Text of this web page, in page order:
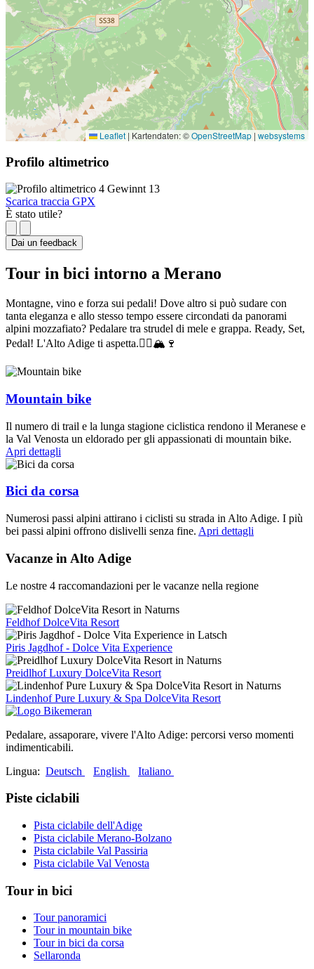
Leaflet | Kartendaten: ©OpenStreetMap | websystems
Profilo altimetrico
Scarica traccia GPX
È stato utile?
Dai un feedback
Tour in bici intorno a Merano
Montagne, vino e forza sui pedali! Dove altro si può sudare con
tanta eleganza e allo stesso tempo essere circondati da panorami
alpini mozzafiato? Pedalare tra strudel di mele e grappa. Ready, Set,
Pedal! L'Alto Adige ti aspetta.🚴‍♂️🏔🍷
Mountain bike
Il numero di trail e la lunga stagione ciclistica rendono il Meranese e
la Val Venosta un eldorado per gli appassionati di mountain bike.
Apri dettagli
Bici da corsa
Numerosi passi alpini attirano i ciclisti su strada in Alto Adige. I più
bei passi alpini offrono dislivelli senza fine. Apri dettagli
Vacanze in Alto Adige
Le nostre 4 raccomandazioni per le vacanze nella regione
Feldhof DolceVita Resort
Piris Jagdhof - Dolce Vita Experience
Preidlhof Luxury DolceVita Resort
Lindenhof Pure Luxury & Spa DolceVita Resort
Pedalare, assaporare, vivere l'Alto Adige: percorsi verso momenti
indimenticabili.
Lingua: Deutsch English Italiano
Piste ciclabili
Pista ciclabile dell'Adige
Pista ciclabile Merano-Bolzano
Pista ciclabile Val Passiria
Pista ciclabile Val Venosta
Tour in bici
Tour panoramici
Tour in mountain bike
Tour in bici da corsa
Sellaronda